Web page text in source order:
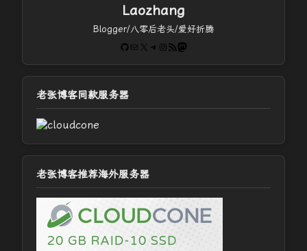
Laozhang
Blogger/八零后老头/爱好折腾
GitHub
电子邮件 X Telegram
Instagram
RSS FeedMastodon
老张博客同款服务器
老张博客推荐海外服务器